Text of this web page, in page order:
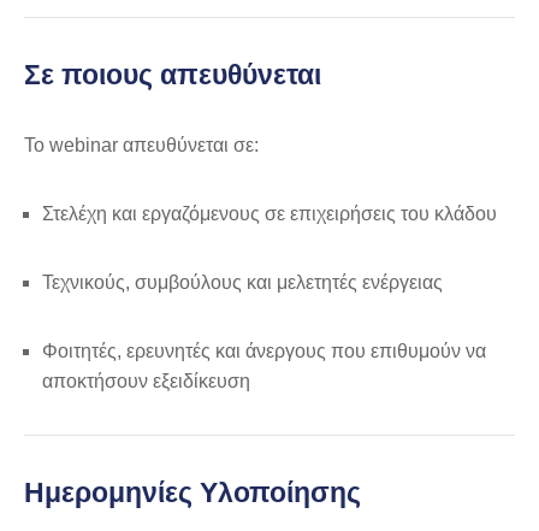
Σε ποιους απευθύνεται
Το webinar απευθύνεται σε:
Στελέχη και εργαζόμενους σε επιχειρήσεις του κλάδου
Τεχνικούς, συμβούλους και μελετητές ενέργειας
Φοιτητές, ερευνητές και άνεργους που επιθυμούν να
αποκτήσουν εξειδίκευση
Ημερομηνίες Υλοποίησης